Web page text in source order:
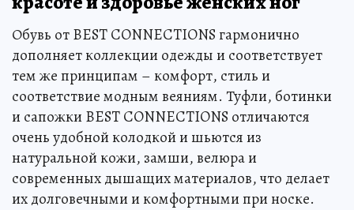
Обувь от BEST CONNECTIONS гармонично
дополняет коллекции одежды и соответствует
тем же принципам – комфорт, стиль и
соответствие модным веяниям. Туфли, ботинки
и сапожки BEST CONNECTIONS отличаются
очень удобной колодкой и шьются из
натуральной кожи, замши, велюра и
современных дышащих материалов, что делает
их долговечными и комфортными при носке.